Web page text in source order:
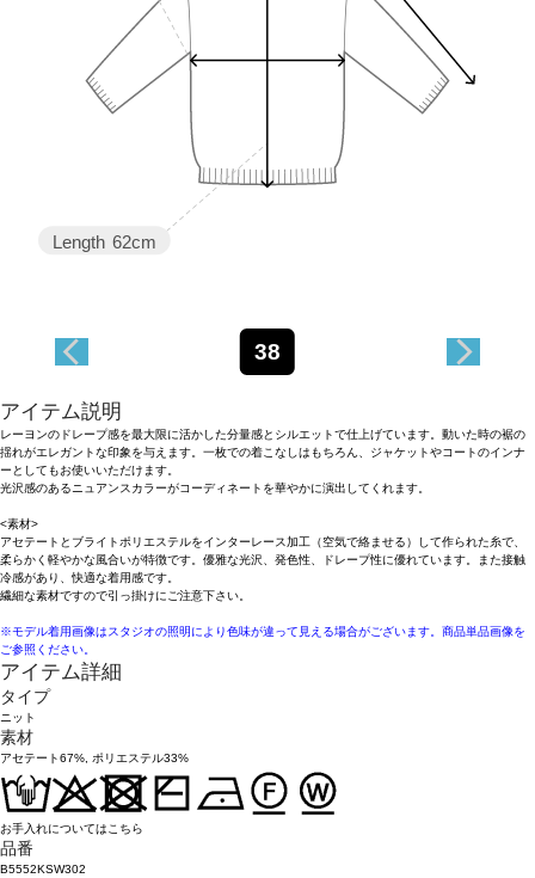
Length 62cm
38
アイテム説明
レーヨンのドレープ感を最大限に活かした分量感とシルエットで仕上げています。動いた時の裾の
揺れがエレガントな印象を与えます。一枚での着こなしはもちろん、ジャケットやコートのインナ
ーとしてもお使いいただけます。
光沢感のあるニュアンスカラーがコーディネートを華やかに演出してくれます。
<素材>
アセテートとブライトポリエステルをインターレース加工（空気で絡ませる）して作られた糸で、
柔らかく軽やかな風合いが特徴です。優雅な光沢、発色性、ドレープ性に優れています。また接触
冷感があり、快適な着用感です。
繊細な素材ですので引っ掛けにご注意下さい。
※モデル着用画像はスタジオの照明により色味が違って見える場合がございます。商品単品画像を
ご参照ください。
アイテム詳細
タイプ
ニット
素材
アセテート67%, ポリエステル33%
お手入れについてはこちら
品番
B5552KSW302